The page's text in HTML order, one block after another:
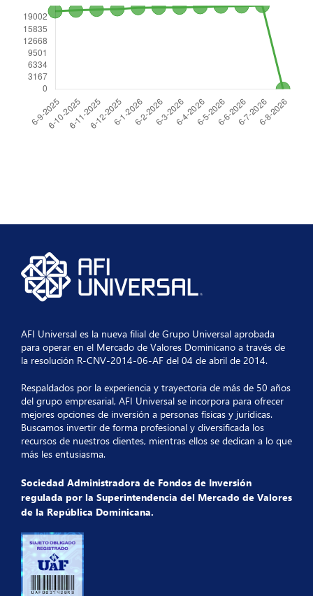
AFI Universal es la nueva filial de Grupo Universal aprobada
para operar en el Mercado de Valores Dominicano a través de
la resolución R-CNV-2014-06-AF del 04 de abril de 2014.
Respaldados por la experiencia y trayectoria de más de 50 años
del grupo empresarial, AFI Universal se incorpora para ofrecer
mejores opciones de inversión a personas físicas y jurídicas.
Buscamos invertir de forma profesional y diversificada los
recursos de nuestros clientes, mientras ellos se dedican a lo que
más les entusiasma.
Sociedad Administradora de Fondos de Inversión
regulada por la Superintendencia del Mercado de Valores
de la República Dominicana.